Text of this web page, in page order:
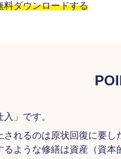
料ダウンロードする
」です。
されるのは原状回復に要
るような修繕は資産（資本